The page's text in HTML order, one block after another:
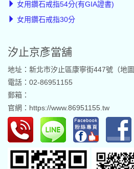
女用鑽石戒指54分(有GIA證書)
女用鑽石戒指30分
汐止京彥當舖
地址：新北市汐止區康寧街447號（地圖
電話：02-86951155
郵箱：
官網： https://www.86951155.tw